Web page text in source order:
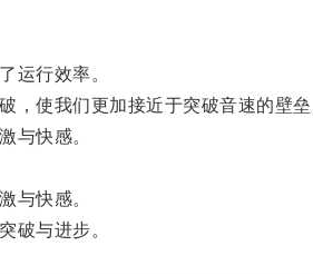
运行效率。
使我们更加接近于突破音速的壁垒
与快感。
与快感。
破与进步。